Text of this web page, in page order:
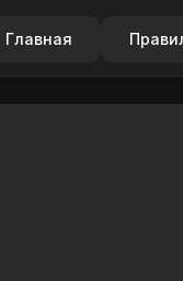
Главная